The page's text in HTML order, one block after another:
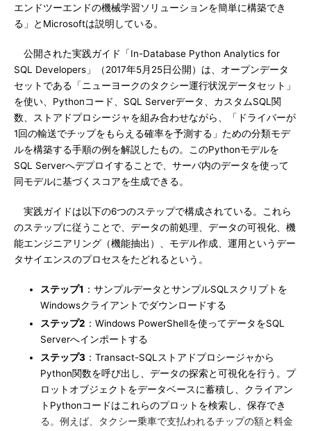
エンドツーエンドの機械学習ソリューションを簡単に構築でき
る」とMicrosoftは説明している。
公開された実践ガイド「In-Database Python Analytics for
SQL Developers」（2017年5月25日公開）は、オープンデータ
セットである「ニューヨークのタクシー運行状況データセット」
を使い、Pythonコード、SQL Serverデータ、カスタムSQL関
数、ストアドプロシージャを組み合わせながら、「ドライバーが
1回の輸送でチップをもらえる確率を予測する」ための分類モデ
ルを構築する手順の例を解説したもの。このPythonモデルを
SQL Serverへデプロイすることで、サーバ内のデータを使って
同モデルに基づくスコアを生成できる。
実践ガイドは以下の6つのステップで構成されている。これら
のステップに従うことで、データの前処理、データの可視化、機
能エンジニアリング（機能抽出）、モデル作成、運用というデー
タサイエンスのプロセスをたどれるという。
ステップ1 ：サンプルデータとサンプルSQLスクリプトを
Windowsクライアントでダウンロードする
ステップ2 ：Windows PowerShellを使ってデータをSQL
Serverへインポートする
ステップ3 ：Transact-SQLストアドプロシージャから
Python関数を呼び出し、データの探索と可視化を行う。プ
ロットオブジェクトをデータベースに蓄積し、クライアン
トPythonコードはこれらのプロットを検索し、保存でき
る。例えば、タクシー乗車で支払われるチップの額と料金